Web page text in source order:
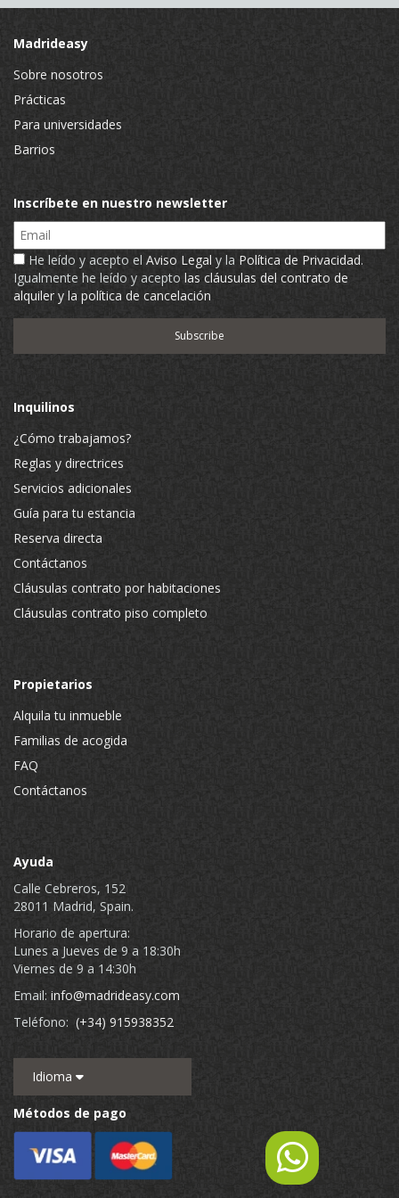
Madrideasy
Sobre nosotros
Prácticas
Para universidades
Barrios
Inscríbete en nuestro newsletter
Email
He leído y acepto el Aviso Legal y la Política de Privacidad.
Igualmente he leído y acepto las cláusulas del contrato de
alquiler y la política de cancelación
Inquilinos
¿Cómo trabajamos?
Reglas y directrices
Servicios adicionales
Guía para tu estancia
Reserva directa
Contáctanos
Cláusulas contrato por habitaciones
Cláusulas contrato piso completo
Propietarios
Alquila tu inmueble
Familias de acogida
FAQ
Contáctanos
Ayuda
Calle Cebreros, 152
28011 Madrid, Spain.
Horario de apertura:
Lunes a Jueves de 9 a 18:30h
Viernes de 9 a 14:30h
Email: info@madrideasy.com
Teléfono: (+34) 915938352
Idioma
Métodos de pago